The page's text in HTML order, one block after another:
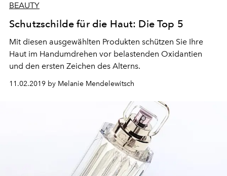
BEAUTY
Schutzschilde für die Haut: Die Top 5
Mit diesen ausgewählten Produkten schützen Sie Ihre
Haut im Handumdrehen vor belastenden Oxidantien
und den ersten Zeichen des Alterns.
11.02.2019 by Melanie Mendelewitsch